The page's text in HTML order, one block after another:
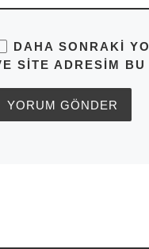
DAHA SONRAKI
SITE ADRESIM